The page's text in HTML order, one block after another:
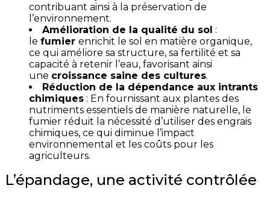
contribuant ainsi à la préservation de
l’environnement.
Amélioration de la qualité du sol :
le fumier enrichit le sol en matière organique,
ce qui améliore sa structure, sa fertilité et sa
capacité à retenir l’eau, favorisant ainsi
une croissance saine des cultures.
Réduction de la dépendance aux intrants
chimiques : En fournissant aux plantes des
nutriments essentiels de manière naturelle, le
fumier réduit la nécessité d’utiliser des engrais
chimiques, ce qui diminue l’impact
environnemental et les coûts pour les
agriculteurs.
L’épandage, une activité contrôlée